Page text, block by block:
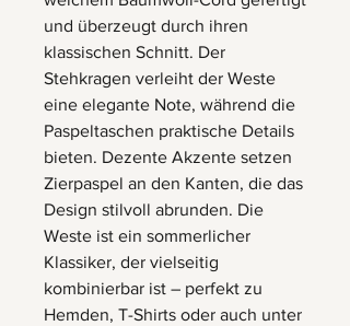
und überzeugt durch ihren
klassischen Schnitt. Der
Stehkragen verleiht der Weste
eine elegante Note, während die
Paspeltaschen praktische Details
bieten. Dezente Akzente setzen
Zierpaspel an den Kanten, die das
Design stilvoll abrunden. Die
Weste ist ein sommerlicher
Klassiker, der vielseitig
kombinierbar ist – perfekt zu
Hemden, T-Shirts oder auch unter